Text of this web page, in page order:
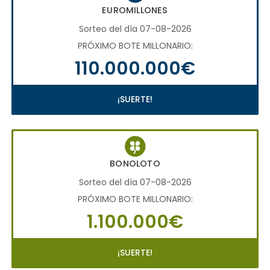
EUROMILLONES
Sorteo del día 07-08-2026
PRÓXIMO BOTE MILLONARIO:
110.000.000€
¡SUERTE!
BONOLOTO
Sorteo del día 07-08-2026
PRÓXIMO BOTE MILLONARIO:
1.100.000€
¡SUERTE!